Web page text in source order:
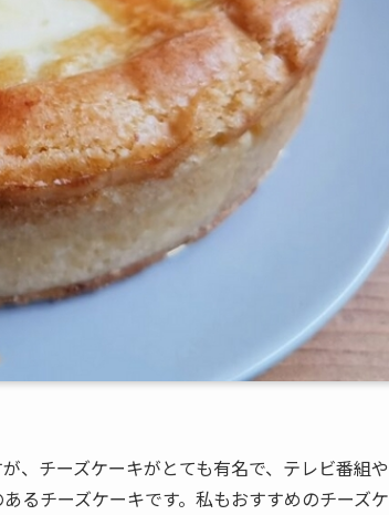
、チーズケーキがとても有名で、テレビ番組や
るチーズケーキです。私もおすすめのチーズケ